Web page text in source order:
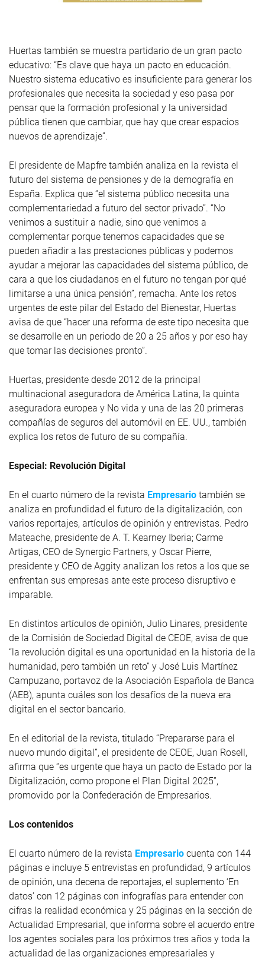
Huertas también se muestra partidario de un gran pacto
educativo: “Es clave que haya un pacto en educación.
Nuestro sistema educativo es insuficiente para generar los
profesionales que necesita la sociedad y eso pasa por
pensar que la formación profesional y la universidad
pública tienen que cambiar, que hay que crear espacios
nuevos de aprendizaje”.
El presidente de Mapfre también analiza en la revista el
futuro del sistema de pensiones y de la demografía en
España. Explica que “el sistema público necesita una
complementariedad a futuro del sector privado”. “No
venimos a sustituir a nadie, sino que venimos a
complementar porque tenemos capacidades que se
pueden añadir a las prestaciones públicas y podemos
ayudar a mejorar las capacidades del sistema público, de
cara a que los ciudadanos en el futuro no tengan por qué
limitarse a una única pensión”, remacha. Ante los retos
urgentes de este pilar del Estado del Bienestar, Huertas
avisa de que “hacer una reforma de este tipo necesita que
se desarrolle en un periodo de 20 a 25 años y por eso hay
que tomar las decisiones pronto”.
Huertas, presidente desde 2012 de la principal
multinacional aseguradora de América Latina, la quinta
aseguradora europea y No vida y una de las 20 primeras
compañías de seguros del automóvil en EE. UU., también
explica los retos de futuro de su compañía.
Especial: Revolución Digital
En el cuarto número de la revista Empresario también se
analiza en profundidad el futuro de la digitalización, con
varios reportajes, artículos de opinión y entrevistas. Pedro
Mateache, presidente de A. T. Kearney Iberia; Carme
Artigas, CEO de Synergic Partners, y Oscar Pierre,
presidente y CEO de Aggity analizan los retos a los que se
enfrentan sus empresas ante este proceso disruptivo e
imparable.
En distintos artículos de opinión, Julio Linares, presidente
de la Comisión de Sociedad Digital de CEOE, avisa de que
“la revolución digital es una oportunidad en la historia de la
humanidad, pero también un reto” y José Luis Martínez
Campuzano, portavoz de la Asociación Española de Banca
(AEB), apunta cuáles son los desafíos de la nueva era
digital en el sector bancario.
En el editorial de la revista, titulado “Prepararse para el
nuevo mundo digital”, el presidente de CEOE, Juan Rosell,
afirma que “es urgente que haya un pacto de Estado por la
Digitalización, como propone el Plan Digital 2025”,
promovido por la Confederación de Empresarios.
Los contenidos
El cuarto número de la revista Empresario cuenta con 144
páginas e incluye 5 entrevistas en profundidad, 9 artículos
de opinión, una decena de reportajes, el suplemento ‘En
datos’ con 12 páginas con infografías para entender con
cifras la realidad económica y 25 páginas en la sección de
Actualidad Empresarial, que informa sobre el acuerdo entre
los agentes sociales para los próximos tres años y toda la
actualidad de las organizaciones empresariales y